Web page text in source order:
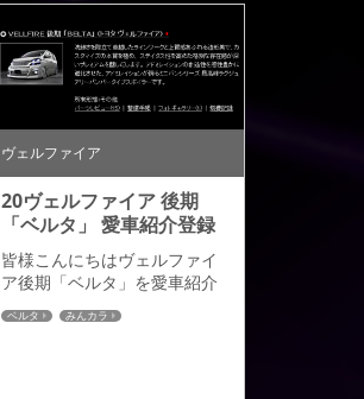
文有難うございました。 この
場をかりてお礼申し上げま
す。今後とも、オフ会やブロ
グを通して情報発信や意見交
換をさせていただきたいと思
いますので みんカラユーザー
の皆さま、今後ともよろしく
ヴェルファイア
20ヴェルファイア 後期
「ベルタ」 愛車紹介登録
皆様こんにちはヴェルファイ
ア後期「ベルタ」を愛車紹介
登録させていただきました。
パーツレビュー＆フォトギャ
ベルタ みんカラ